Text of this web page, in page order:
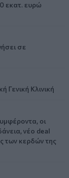
εκατ. ευρώ
σε
Γενική Κλινική
οι
νέο deal
των κερδών της